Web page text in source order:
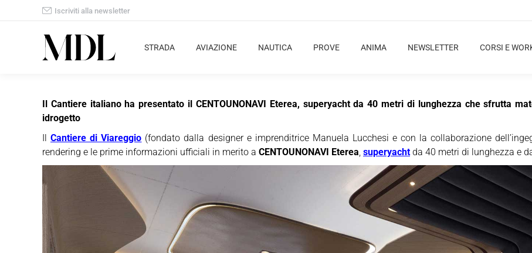
Iscriviti alla newsletter
STRADA AVIAZIONE NAUTICA PROVE ANIMA NEWSLETTER CORSI E
Il Cantiere italiano ha presentato il CENTOUNONAVI Eterea, superyacht da 40 metri di lunghezza che sfrutta
idrogetto
IlCantiere di Viareggio (fondato dalla designer e imprenditrice Manuela Lucchesi e con la collaborazione
rendering e le prime informazioni ufficiali in merito a CENTOUNONAVI Eterea, superyachtda 40 metri di lunghezza e